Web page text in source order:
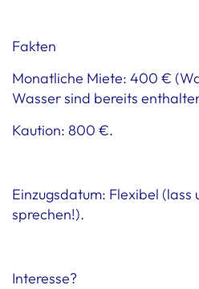
Fakten
Monatliche Miete: 400 €
Wasser sind bereits
Kaution: 800 €.
Einzugsdatum: Flexibel
sprechen!).
Interesse?